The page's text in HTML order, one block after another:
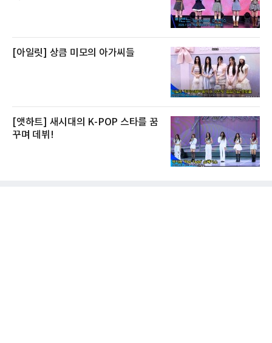
[아일릿] 상큼 미모의 아가씨들
[앳하트] 새시대의 K-POP 스타를 꿈
꾸며 데뷔!